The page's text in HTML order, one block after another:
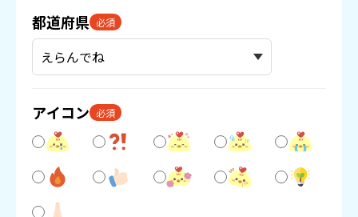
都道府県 必須
アイコン 必須